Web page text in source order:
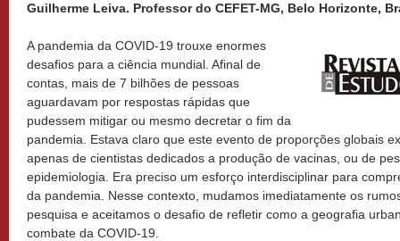
Guilherme Leiva. Professor do CEFET-MG, Belo Horizonte,
A pandemia da COVID-19 trouxe enormes
desafios para a ciência mundial. Afinal de
contas, mais de 7 bilhões de pessoas
aguardavam por respostas rápidas que
pudessem mitigar ou mesmo decretar o fim da
pandemia. Estava claro que este evento de proporções globais
apenas de cientistas dedicados a produção de vacinas, ou de
epidemiologia. Era preciso um esforço interdisciplinar para
da pandemia. Nesse contexto, mudamos imediatamente os
pesquisa e aceitamos o desafio de refletir como a geografia
combate da COVID-19.